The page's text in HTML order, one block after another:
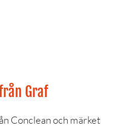
Graf
Conclean och märket